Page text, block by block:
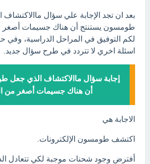
بعد ان تجد الإجابة علي سؤال
طومسون يستنتج أن هناك جسيمات أصغر
لكم التوفيق في المراحل الدراسية، وفي
اسئلة اخري لا تتردد في طرح سؤال جديد.
إجابة سؤال ماالاكتشاف الذي جعل
أن هناك جسيمات أصغر من
الاجابة هي
اكتشف طومسون الإلكترونات.
أفترض وجود شحنات موجبة لكي تتعادل